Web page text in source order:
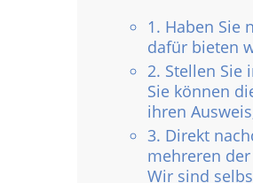
1. Haben Sie
dafür bieten
2. Stellen Sie
Sie können
ihren
3. Direkt
mehreren
Wir sind